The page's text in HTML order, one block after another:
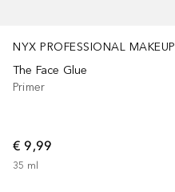
NYX PROFESSIONAL MAKEUP
The Face Glue
Primer
€ 9,99
35 ml